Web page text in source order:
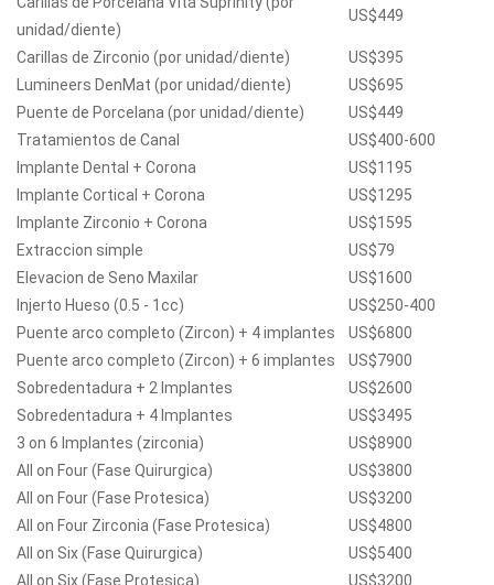
unidad/diente)
US$449
Carillas de Zirconio (por unidad/diente)
US$395
Lumineers DenMat (por unidad/diente)
US$695
Puente de Porcelana (por unidad/diente)
US$449
Tratamientos de Canal
US$400-600
Implante Dental + Corona
US$1195
Implante Cortical + Corona
US$1295
Implante Zirconio + Corona
US$1595
Extraccion simple
US$79
Elevacion de Seno Maxilar
US$1600
Injerto Hueso (0.5 - 1cc)
US$250-400
Puente arco completo (Zircon) + 4 implantes
US$6800
Puente arco completo (Zircon) + 6 implantes
US$7900
Sobredentadura + 2 Implantes
US$2600
Sobredentadura + 4 Implantes
US$3495
3 on 6 Implantes (zirconia)
US$8900
All on Four (Fase Quirurgica)
US$3800
All on Four (Fase Protesica)
US$3200
All on Four Zirconia (Fase Protesica)
US$4800
All on Six (Fase Quirurgica)
US$5400
All on Six (Fase Protesica)
US$3200